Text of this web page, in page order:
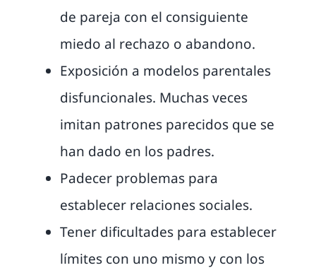
de pareja con el consiguiente
miedo al rechazo o abandono.
Exposición a modelos parentales
disfuncionales. Muchas veces
imitan patrones parecidos que se
han dado en los padres.
Padecer problemas para
establecer relaciones sociales.
Tener dificultades para establecer
límites con uno mismo y con los